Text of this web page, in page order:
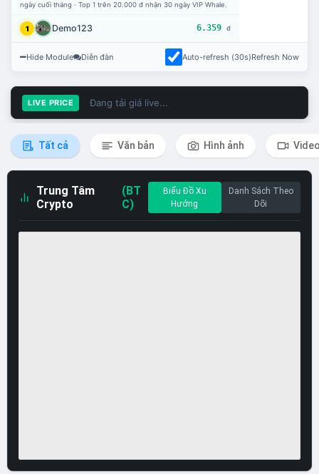
ngày cuối tháng · Top 1 trên 20.000 đ nhận 30 ngày VIP Whale.
1 Demo123 6.359 đ
Hide Module Diễn đàn Auto-refresh (30s)Refresh Now
LIVE PRICE Đang tải giá live...
Tất cả Văn bản Hình ảnh
Trung Tâm
Crypto
(BT
C)
Biểu Đồ Xu
Hướng
Danh Sách Theo
Dõi